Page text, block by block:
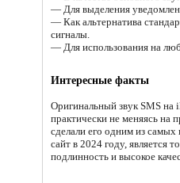
— Для выделения
— Как альтернатива
сигналы.
— Для использования на
Интересные факты
Оригинальный звук SMS на
практически не меняясь на
сделали его одним из
сайт в 2024 году, является
подлинность и высокое